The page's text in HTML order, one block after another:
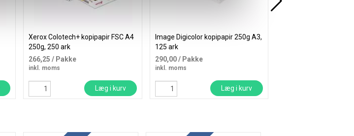
Xerox Colotech+ kopipapir FSC A4
250g, 250 ark
266,25 / Pakke
inkl. moms
Læg i kurv
Image Digicolor kopipapir 250g A3,
125 ark
290,00/ Pakke
inkl. moms
Læg i kurv